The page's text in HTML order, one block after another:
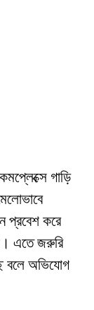
গাড়ি
প্রবেশ করে
এতে জরুরি
বলে অভিযোগ